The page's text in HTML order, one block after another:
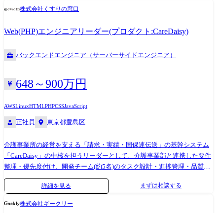
らこそ、私たちはエンジニアを特定の言語に固執させることなく、最先
活かし、主要クラウド上でのマイクロサービス開発に挑戦したい」
「AI(コーディングエージェント)を駆使した最新の開発手法を現場でいち
早く実践したい」 「モノリスからコンテナ、オンプレからクラウドへ。
システムの『進化』を牽引するテックリードを目指したい」 無理な背伸
豊富な案件の選択肢があるからこそ、技術スタックを戦略的に広げ、着
実に「市場価値の高いバックエンドエンジニア」へのステップアップを
(Azure) ソリューション パートナー 【Google Cloud】 Google Cloud
手通信業界向け オンラインショップの要件定義〜開発(Spring Boot /
Postgresql / Azure) 【AI活用/AWS】 AI(Claude等)を活用した次世代基盤リ
プレイス(Vue.js 3 / Java / ECS) 【フルスタック/AWS】 大手サービス業界
向け React / Spring Bootを用いた基盤システムのモダン化開発 【テック
リード】 自社EC×店舗基盤のモダナイゼーション。事業戦略に沿った技
術選定とJavaからRubyへの移行を牽引 【Go/決済】 金融業界向け 高可
株式会社くすりの窓口
Web(PHP)エンジニアリーダー(プロダクト:CareDaisy)
バックエンドエンジニア（サーバーサイドエンジニア）
648～900万円
AWSLinuxHTMLPHPCSSJavaScript
正社員 東京都豊島区
介護事業所の経営を支える「請求・実績・国保連伝送」の基幹システム
「CareDaisy」の中核を担うリーダーとして、介護事業部と連携した要件
整理・優先度付け、開発チーム(約5名)のタスク設計・進捗管理・品質担
保を担当。請求・加算・伝送に関わる複雑な仕様を整理し、実装に落と
し込みます。 ●ミッション CareDaisyの機能改善を通じて介護事業の生産詳細を見る まずは相談する
株式会社ギークリー